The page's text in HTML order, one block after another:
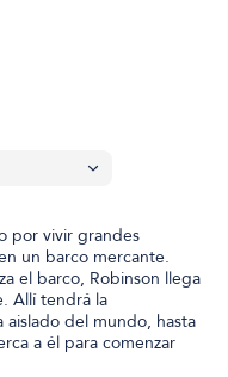
por vivir grandes
un barco mercante.
el barco, Robinson llega
Allí tendrá la
del mundo, hasta
a él para comenzar